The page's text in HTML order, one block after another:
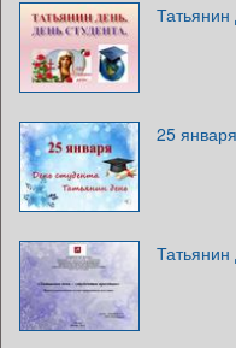
Татьянин
25
Татьянин